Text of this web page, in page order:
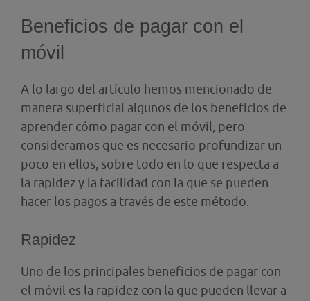
Beneficios de pagar con el
móvil
A lo largo del artículo hemos mencionado de
manera superficial algunos de los beneficios de
aprender cómo pagar con el móvil, pero
consideramos que es necesario profundizar un
poco en ellos, sobre todo en lo que respecta a
la rapidez y la facilidad con la que se pueden
hacer los pagos a través de este método.
Rapidez
Uno de los principales beneficios de pagar con
el móvil es la rapidez con la que pueden llevar a